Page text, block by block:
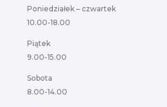
Poniedziałek – czwartek
10.00-18.00
Piątek
9.00-15.00
Sobota
8.00-14.00